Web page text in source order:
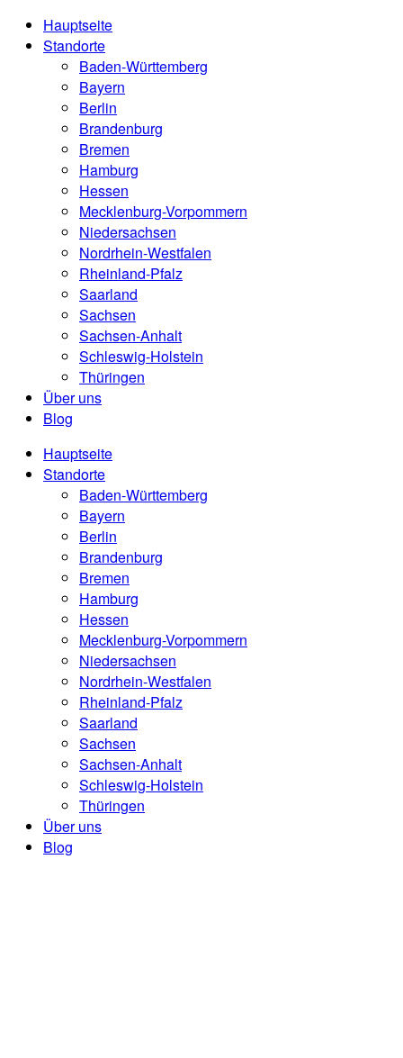
Hauptseite
Standorte
Baden-Württemberg
Bayern
Berlin
Brandenburg
Bremen
Hamburg
Hessen
Mecklenburg-Vorpommern
Niedersachsen
Nordrhein-Westfalen
Rheinland-Pfalz
Saarland
Sachsen
Sachsen-Anhalt
Schleswig-Holstein
Thüringen
Über uns
Blog
Hauptseite
Standorte
Baden-Württemberg
Bayern
Berlin
Brandenburg
Bremen
Hamburg
Hessen
Mecklenburg-Vorpommern
Niedersachsen
Nordrhein-Westfalen
Rheinland-Pfalz
Saarland
Sachsen
Sachsen-Anhalt
Schleswig-Holstein
Thüringen
Über uns
Blog